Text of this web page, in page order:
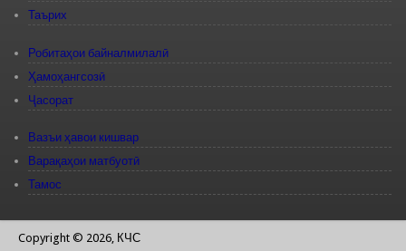
Таърих
Робитаҳои байналмилалӣ
Ҳамоҳангсозӣ
Ҷасорат
Вазъи ҳавои кишвар
Варақаҳои матбуотӣ
Тамос
Copyright © 2026, КЧС